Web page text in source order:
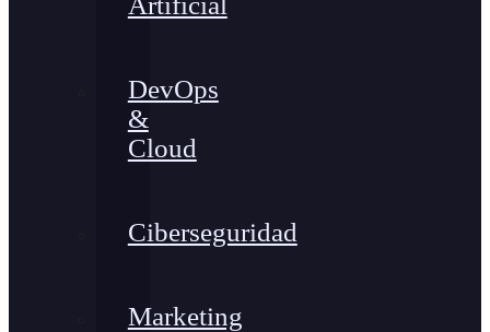
DevOps
&
Cloud
Ciberseguridad
Marketing